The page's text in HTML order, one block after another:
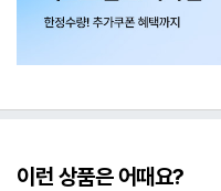
이런 상품은 어때요?